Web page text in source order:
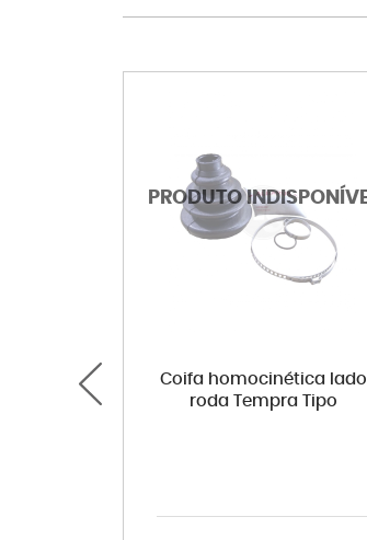
Coifa homocinética lado
roda Tempra Tipo